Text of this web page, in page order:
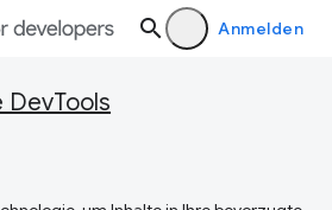
Anmelden
DevTools